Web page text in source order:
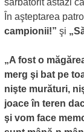
sărbătorit astăzi
În aşteptarea
campionii!” şi
„A fost o
merg şi bat pe
nişte murături,
joace în teren
şi vom face